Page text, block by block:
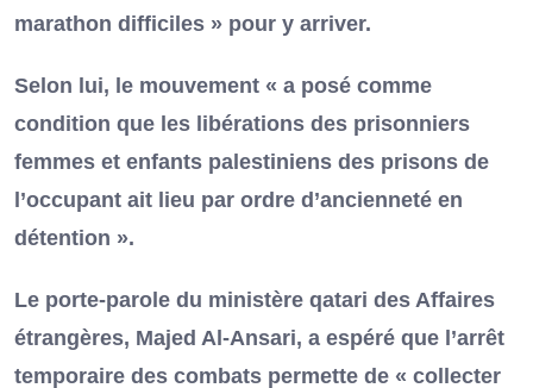
marathon difficiles » pour y arriver.
Selon lui, le mouvement « a posé comme
condition que les libérations des prisonniers
femmes et enfants palestiniens des prisons de
l’occupant ait lieu par ordre d’ancienneté en
détention ».
Le porte-parole du ministère qatari des Affaires
étrangères, Majed Al-Ansari, a espéré que l’arrêt
temporaire des combats permette de « collecter